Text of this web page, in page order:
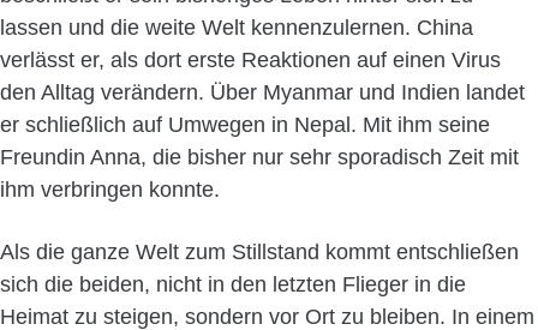
lassen und die weite Welt kennenzulernen. China
verlässt er, als dort erste Reaktionen auf einen Virus
den Alltag verändern. Über Myanmar und Indien landet
er schließlich auf Umwegen in Nepal. Mit ihm seine
Freundin Anna, die bisher nur sehr sporadisch Zeit mit
ihm verbringen konnte.
Als die ganze Welt zum Stillstand kommt entschließen
sich die beiden, nicht in den letzten Flieger in die
Heimat zu steigen, sondern vor Ort zu bleiben. In einem